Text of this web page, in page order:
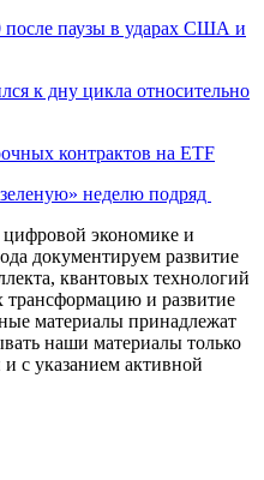
после паузы в ударах США и
к дну цикла относительно
контрактов на ETF
неделю подряд
экономике и
документируем развитие
квантовых технологий
и развитие
материалы принадлежат
наши материалы только
и с указанием активной